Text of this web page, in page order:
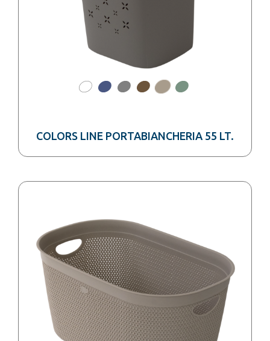
COLORS LINE PORTABIANCHERIA 55 LT.